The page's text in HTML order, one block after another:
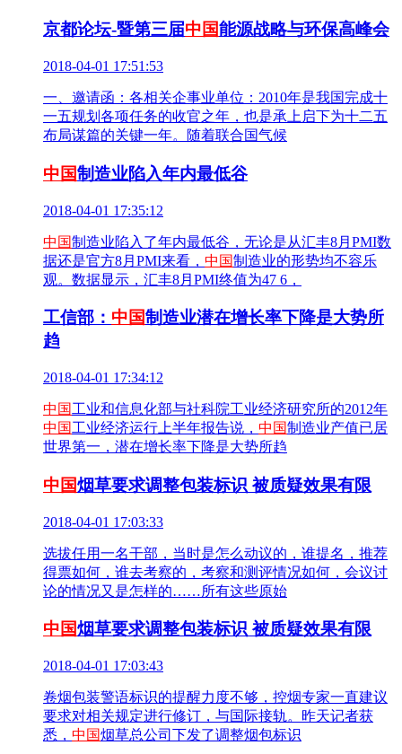
京都论坛-暨第三届中国能源战略与环保高峰会
2018-04-01 17:51:53
一、邀请函：各相关企事业单位：2010年是我国完成十
一五规划各项任务的收官之年，也是承上启下为十二五
布局谋篇的关键一年。随着联合国气候
中国制造业陷入年内最低谷
2018-04-01 17:35:12
中国制造业陷入了年内最低谷，无论是从汇丰8月PMI数
据还是官方8月PMI来看， 中国制造业的形势均不容乐
观。数据显示，汇丰8月PMI终值为47 6，
工信部： 中国制造业潜在增长率下降是大势所
趋
2018-04-01 17:34:12
中国工业和信息化部与社科院工业经济研究所的2012年
中国工业经济运行上半年报告说， 中国制造业产值已居
世界第一，潜在增长率下降是大势所趋
中国烟草要求调整包装标识 被质疑效果有限
2018-04-01 17:03:33
选拔任用一名干部，当时是怎么动议的，谁提名，推荐
得票如何，谁去考察的，考察和测评情况如何，会议讨
论的情况又是怎样的……所有这些原始
中国烟草要求调整包装标识 被质疑效果有限
2018-04-01 17:03:43
卷烟包装警语标识的提醒力度不够，控烟专家一直建议
要求对相关规定进行修订，与国际接轨。昨天记者获
悉， 中国烟草总公司下发了调整烟包标识